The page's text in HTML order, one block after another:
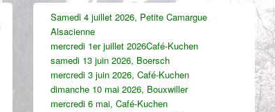
Zone
principale
widget
barre
latérale
Samedi 4 juillet 2026, Petite Camargue
Alsacienne
mercredi 1er juillet 2026Café-Kuchen
samedi 13 juin 2026, Boersch
mercredi 3 juin 2026, Café-Kuchen
dimanche 10 mai 2026, Bouxwiller
mercredi 6 mai, Café-Kuchen